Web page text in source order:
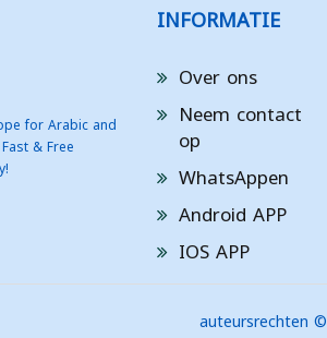
for Arabic and
& Free
INFORMATIE
Over ons
Neem contact
op
WhatsAppen
Android APP
IOS APP
auteursrechten ©